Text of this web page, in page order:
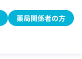
薬局関係者の方